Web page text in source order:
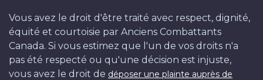
Vous avez le droit d'être traité avec respect, dignité,
équité et courtoisie par Anciens Combattants
Canada. Si vous estimez que l'un de vos droits n'a
pas été respecté ou qu'une décision est injuste,
vous avez le droit de déposer une plainte auprès de